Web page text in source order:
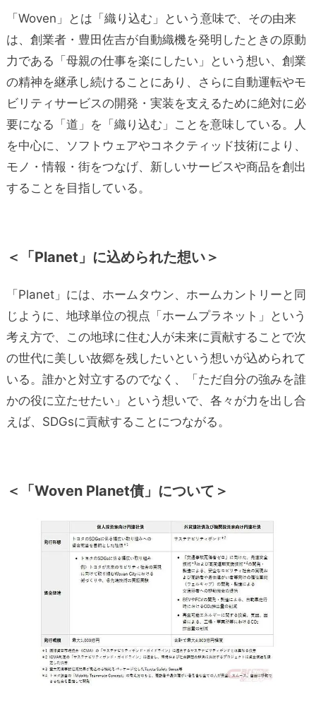
「Woven」とは「織り込む」という意味で、その由来
は、創業者・豊田佐吉が自動織機を発明したときの原動
力である「母親の仕事を楽にしたい」という想い、創業
の精神を継承し続けることにあり、さらに自動運転やモ
ビリティサービスの開発・実装を支えるために絶対に必
要になる「道」を「織り込む」ことを意味している。人
を中心に、ソフトウェアやコネクティッド技術により、
モノ・情報・街をつなげ、新しいサービスや商品を創出
することを目指している。
＜「Planet」に込められた想い＞
「Planet」には、ホームタウン、ホームカントリーと同
じように、地球単位の視点「ホームプラネット」という
考え方で、この地球に住む人が未来に貢献することで次
の世代に美しい故郷を残したいという想いが込められて
いる。誰かと対立するのでなく、「ただ自分の強みを誰
かの役に立たせたい」という想いで、各々が力を出し合
えば、SDGsに貢献することにつながる。
＜ 「Woven Planet債」について＞